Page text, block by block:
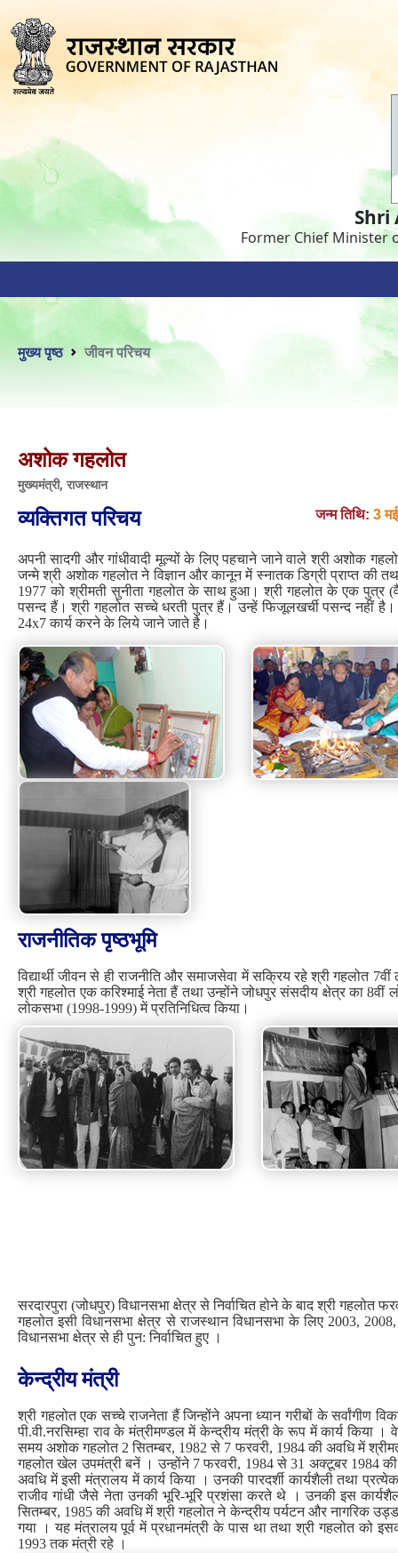
Shri
Former Chief Minister
मुख्य पृष्ठ जीवन परिचय
अशोक गहलोत
मुख्यमंत्री, राजस्थान
व्‍यक्तिगत परिचय जन्म तिथि: 3
अपनी सादगी और गांधीवादी मूल्यों के लिए पहचाने जाने वाले श्री अशोक
जन्मे श्री अशोक गहलोत ने विज्ञान और कानून में स्नातक डिग्री प्राप्त की
1977 को श्रीमती सुनीता गहलोत के साथ हुआ। श्री गहलोत के एक पुत्र
पसन्द हैं। श्री गहलोत सच्चे धरती पुत्र हैं। उन्हें फिजूलखर्ची पसन्द नहीं
24x7 कार्य करने के लिये जाने जाते है।
राजनीतिक पृष्‍ठभूमि
विद्यार्थी जीवन से ही राजनीति और समाजसेवा में सक्रिय रहे श्री गहलोत
श्री गहलोत एक करिश्माई नेता हैं तथा उन्होंने जोधपुर संसदीय क्षेत्र का
लोकसभा (1998-1999) में प्रतिनिधित्व किया।
सरदारपुरा (जोधपुर) विधानसभा क्षेत्र से निर्वाचित होने के बाद श्री
गहलोत इसी विधानसभा क्षेत्र से राजस्थान विधानसभा के लिए 2003,
विधानसभा क्षेत्र से ही पुन: निर्वाचित हुए ।
केन्‍द्रीय मंत्री
श्री गहलोत एक सच्चे राजनेता हैं जिन्होंने अपना ध्यान गरीबों के सर्वांगीण
पी.वी.नरसिम्हा राव के मंत्रीमण्डल में केन्द्रीय मंत्री के रूप में कार्य किया ।
समय अशोक गहलोत 2 सितम्बर, 1982 से 7 फरवरी, 1984 की अवधि में
गहलोत खेल उपमंत्री बनें । उन्होंने 7 फरवरी, 1984 से 31 अक्टूबर 1984
अवधि में इसी मंत्रालय में कार्य किया । उनकी पारदर्शी कार्यशैली तथा
राजीव गांधी जैसे नेता उनकी भूरि-भूरि प्रशंसा करते थे । उनकी इस
सितम्बर, 1985 की अवधि में श्री गहलोत ने केन्द्रीय पर्यटन और नागरिक
गया । यह मंत्रालय पूर्व में प्रधानमंत्री के पास था तथा श्री गहलोत को
1993 तक मंत्री रहे ।